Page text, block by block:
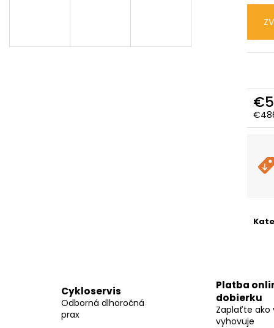
Cykloservis
Odborná dlhoročná
prax
Platba
dobierku
Zaplaťte ako
vyhovuje
CTM AREON -
€3